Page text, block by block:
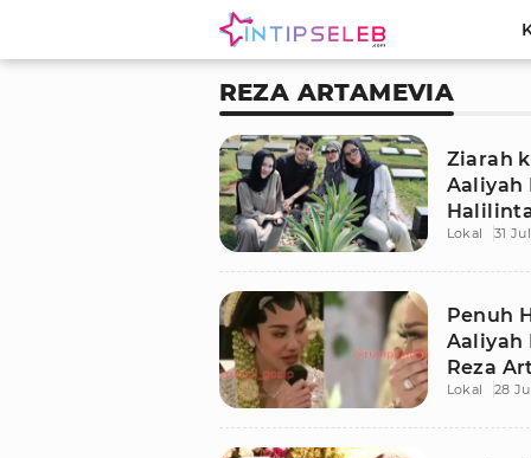
REZA ARTAMEVIA
Ziarah
Aaliyah
Baru
Lokal 31
Penuh
Aaliyah
Reza
Lokal 28